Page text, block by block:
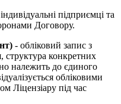
підприємці та
Договору.
- обліковий запис з
конкретних
належить до єдиного
обліковими
Ліцензіару під час